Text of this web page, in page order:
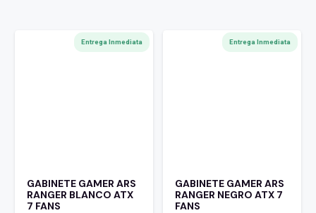
Entrega Inmediata
GABINETE GAMER ARS
RANGER BLANCO ATX
7 FANS
Entrega Inmediata
GABINETE GAMER ARS
RANGER NEGRO ATX 7
FANS